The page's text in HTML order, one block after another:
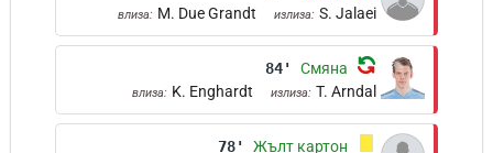
влиза: M. Due Grandt излиза: S. Jalaei
84' Смяна
влиза: K. Enghardt излиза: T. Arndal
78'
Жълт картон